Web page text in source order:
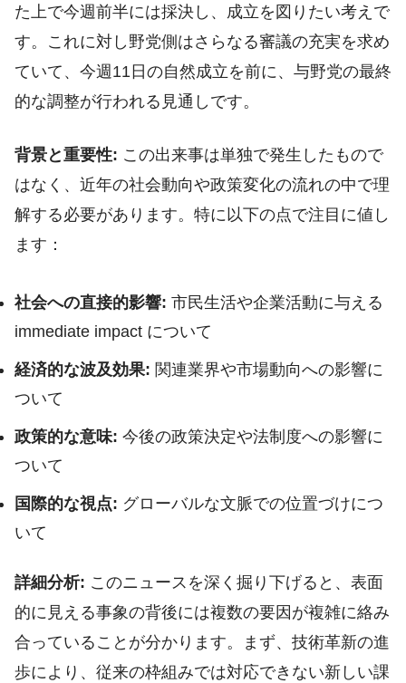
た上で今週前半には採決し、成立を図りたい考えで
す。これに対し野党側はさらなる審議の充実を求め
ていて、今週11日の自然成立を前に、与野党の最終
的な調整が行われる見通しです。
背景と重要性: この出来事は単独で発生したもので
はなく、近年の社会動向や政策変化の流れの中で理
解する必要があります。特に以下の点で注目に値し
ます：
社会への直接的影響: 市民生活や企業活動に与える
immediate impact について
経済的な波及効果: 関連業界や市場動向への影響に
ついて
政策的な意味: 今後の政策決定や法制度への影響に
ついて
国際的な視点: グローバルな文脈での位置づけにつ
いて
詳細分析: このニュースを深く掘り下げると、表面
的に見える事象の背後には複数の要因が複雑に絡み
合っていることが分かります。まず、技術革新の進
歩により、従来の枠組みでは対応できない新しい課